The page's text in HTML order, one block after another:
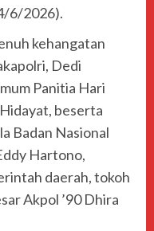
6/2026).
kehangatan
Dedi
Panitia Hari
beserta
Badan Nasional
Hartono,
daerah, tokoh
Akpol ’90 Dhira